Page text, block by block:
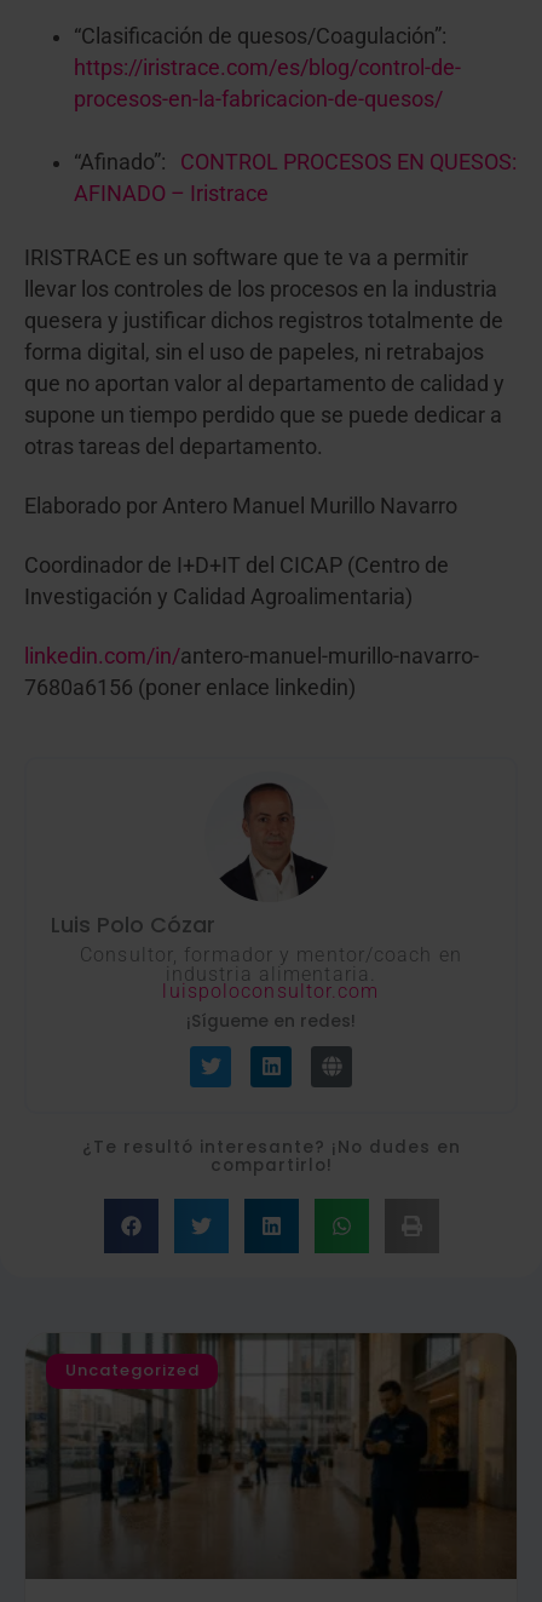
“Clasificación de quesos/Coagulación”:
https://iristrace.com/es/blog/control-de-
procesos-en-la-fabricacion-de-quesos/
“Afinado”: CONTROL PROCESOS EN QUESOS:
AFINADO – Iristrace
IRISTRACE es un software que te va a permitir
llevar los controles de los procesos en la industria
quesera y justificar dichos registros totalmente de
forma digital, sin el uso de papeles, ni retrabajos
que no aportan valor al departamento de calidad y
supone un tiempo perdido que se puede dedicar a
otras tareas del departamento.
Elaborado por Antero Manuel Murillo Navarro
Coordinador de I+D+IT del CICAP (Centro de
Investigación y Calidad Agroalimentaria)
linkedin.com/in/antero-manuel-murillo-navarro-
7680a6156 (poner enlace linkedin)
Luis Polo Cózar
Consultor, formador y mentor/coach en
industria alimentaria.
luispoloconsultor.com
¡Sígueme en redes!
T
w
i
e
r
i
n
d
i
l
o
¿Te resultó interesante? ¡No dudes en
compartirlo!
Uncategorized